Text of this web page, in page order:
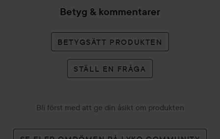
Betyg & kommentarer
BETYGSÄTT PRODUKTEN
STÄLL EN FRÅGA
Bli först med att ge din åsikt om produkten